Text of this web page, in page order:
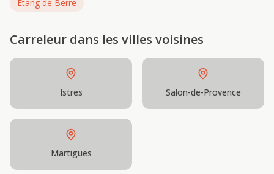
Étang de Berre
Carreleur dans les villes voisines
Istres Salon-de-Provence
Martigues